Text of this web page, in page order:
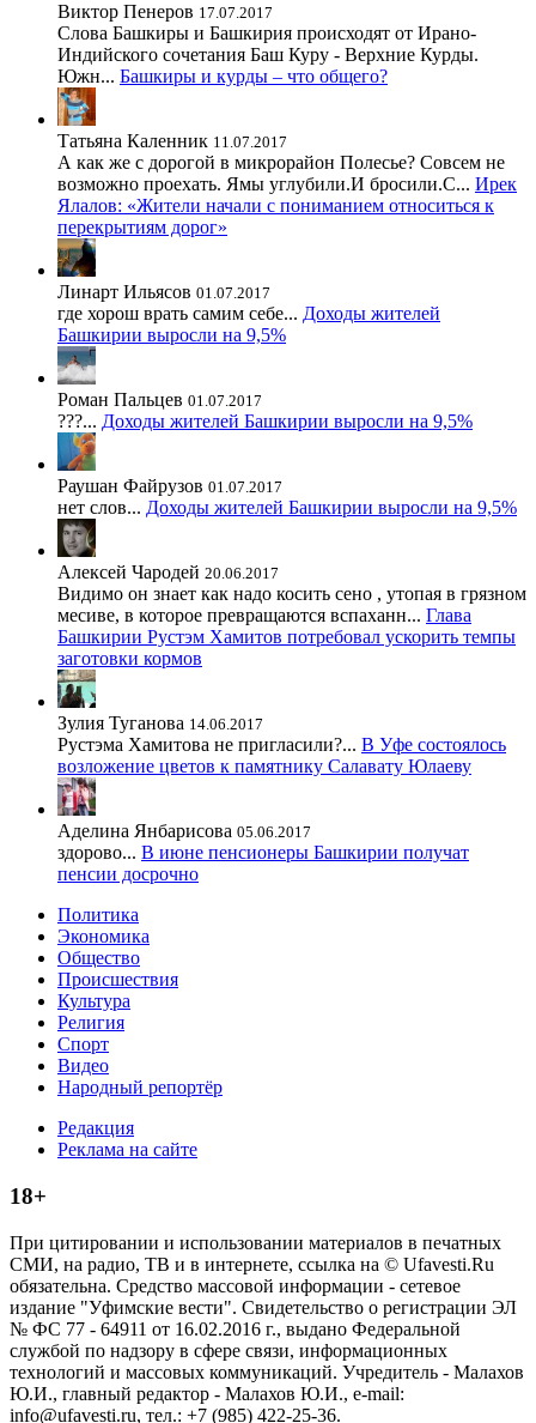
Виктор Пенеров 17.07.2017
Слова Башкиры и Башкирия происходят от Ирано-
Индийского сочетания Баш Куру - Верхние Курды.
Южн... Башкиры и курды – что общего?
Татьяна Каленник 11.07.2017
А как же с дорогой в микрорайон Полесье? Совсем не
возможно проехать. Ямы углубили.И бросили.С... Ирек
Ялалов: «Жители начали с пониманием относиться к
перекрытиям дорог»
Линарт Ильясов 01.07.2017
где хорош врать самим себе... Доходы жителей
Башкирии выросли на 9,5%
Роман Пальцев 01.07.2017
???... Доходы жителей Башкирии выросли на 9,5%
Раушан Файрузов 01.07.2017
нет слов... Доходы жителей Башкирии выросли на 9,5%
Алексей Чародей 20.06.2017
Видимо он знает как надо косить сено , утопая в грязном
месиве, в которое превращаются вспаханн... Глава
Башкирии Рустэм Хамитов потребовал ускорить темпы
заготовки кормов
Зулия Туганова 14.06.2017
Рустэма Хамитова не пригласили?... В Уфе состоялось
возложение цветов к памятнику Салавату Юлаеву
Аделина Янбарисова 05.06.2017
здорово... В июне пенсионеры Башкирии получат
пенсии досрочно
Политика
Экономика
Общество
Происшествия
Культура
Религия
Спорт
Видео
Народный репортёр
Редакция
Реклама на сайте
18+
При цитировании и использовании материалов в печатных
СМИ, на радио, ТВ и в интернете, ссылка на © Ufavesti.Ru
обязательна. Средство массовой информации - сетевое
издание "Уфимские вести". Свидетельство о регистрации ЭЛ
№ ФС 77 - 64911 от 16.02.2016 г., выдано Федеральной
службой по надзору в сфере связи, информационных
технологий и массовых коммуникаций. Учредитель - Малахов
Ю.И., главный редактор - Малахов Ю.И., e-mail:
info@ufavesti.ru, тел.: +7 (985) 422-25-36.